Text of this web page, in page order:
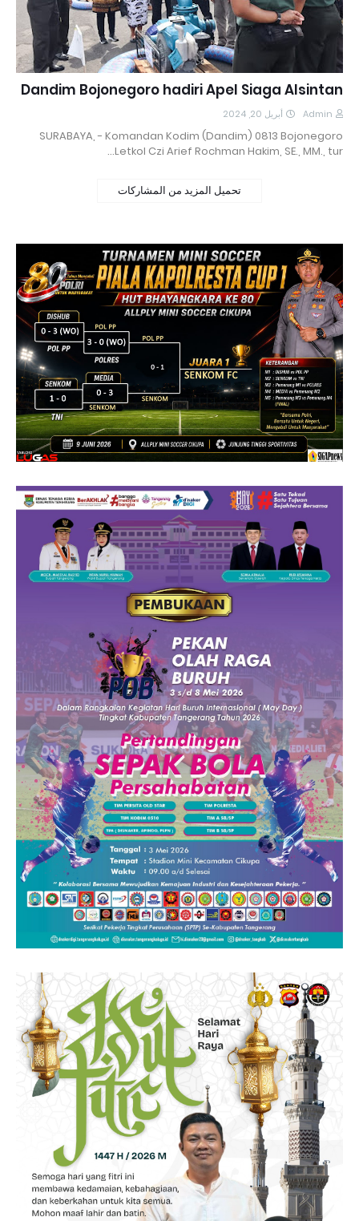
Dandim Bojonegoro hadiri Apel Siaga Alsintan
Admin أبريل 20, 2024
SURABAYA, - Komandan Kodim (Dandim) 0813 Bojonegoro
Letkol Czi Arief Rochman Hakim, SE., MM., tur…
تحميل المزيد من المشاركات